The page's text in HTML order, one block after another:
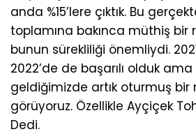
anda %15’lere çıktık. Bu
toplamına bakınca müthiş bir
bunun sürekliliği önemliydi.
2022’de de başarılı olduk
geldiğimizde artık oturmuş
görüyoruz. Özellikle Ayçiçek
Dedi.